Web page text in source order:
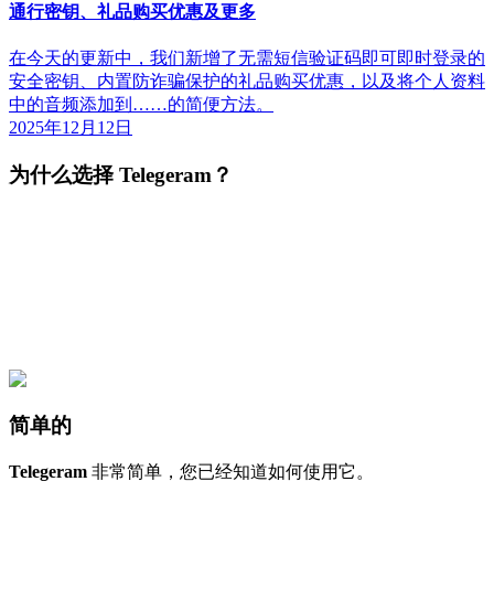
通行密钥、礼品购买优惠及更多
在今天的更新中，我们新增了无需短信验证码即可即时登录的
安全密钥、内置防诈骗保护的礼品购买优惠，以及将个人资料
中的音频添加到……的简便方法。
2025年12月12日
为什么选择 Telegeram？
简单的
Telegeram 非常简单，您已经知道如何使用它。